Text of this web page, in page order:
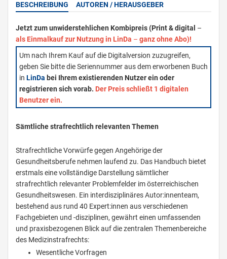
BESCHREIBUNG AUTOREN / HERAUSGEBER
Jetzt zum unwiderstehlichen Kombipreis (Print & digital –
als Einmalkauf zur Nutzung in LinDa – ganz ohne Abo)!
Um nach Ihrem Kauf auf die Digitalversion zuzugreifen,
geben Sie bitte die Seriennummer aus dem erworbenen Buch
in LinDa bei Ihrem existierenden Nutzer ein oder
registrieren sich vorab. Der Preis schließt 1 digitalen
Benutzer ein.
Sämtliche strafrechtlich relevanten Themen
Strafrechtliche Vorwürfe gegen Angehörige der
Gesundheitsberufe nehmen laufend zu. Das Handbuch bietet
erstmals eine vollständige Darstellung sämtlicher
strafrechtlich relevanter Problemfelder im österreichischen
Gesundheitswesen. Ein interdisziplinäres Autor:innenteam,
bestehend aus rund 40 Expert:innen aus verschiedenen
Fachgebieten und -disziplinen, gewährt einen umfassenden
und praxisbezogenen Blick auf die zentralen Themenbereiche
des Medizinstrafrechts:
Wesentliche Vorfragen